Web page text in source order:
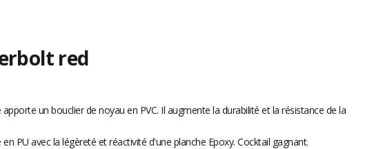
red
un bouclier de noyau en PVC. Il augmente la durabilité et la résistance de la
PU avec la légèreté et réactivité d'une planche Epoxy. Cocktail gagnant.